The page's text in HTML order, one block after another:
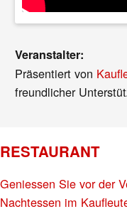
Veranstalter:
Präsentiert von
freundlicher
RESTAURANT
Geniessen Sie vor der
Nachtessen im